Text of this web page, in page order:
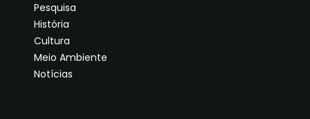
Pesquisa
História
Cultura
Meio Ambiente
Notícias